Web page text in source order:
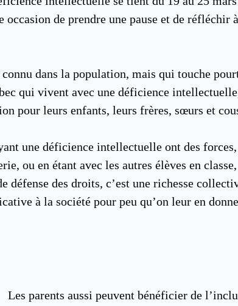
occasion de prendre une pause et de
dans la population, mais qui touche
qui vivent avec une déficience
pour leurs enfants, leurs frères, sœurs et
une déficience intellectuelle ont des
ou en étant avec les autres élèves en
défense des droits, c’est une richesse
à la société pour peu qu’on leur en
Les parents aussi peuvent bénéficier de